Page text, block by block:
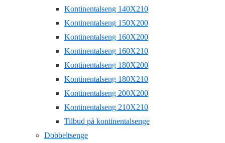
Kontinentalseng 140X210
Kontinentalseng 150X200
Kontinentalseng 160X200
Kontinentalseng 160X210
Kontinentalseng 180X200
Kontinentalseng 180X210
Kontinentalseng 200X200
Kontinentalseng 210X210
Tilbud på kontinentalsenge
Dobbeltsenge